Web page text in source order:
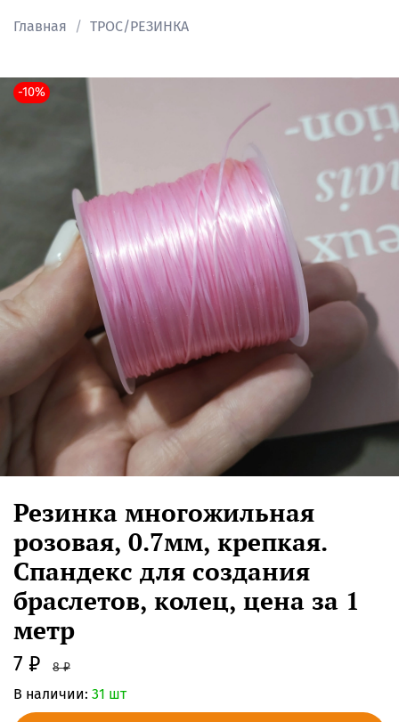
Главная ТРОС/РЕЗИНКА
-10%
Резинка многожильная
розовая, 0.7мм, крепкая.
Спандекс для создания
браслетов, колец, цена за 1
метр
7 ₽ 8 ₽
В наличии: 31 шт